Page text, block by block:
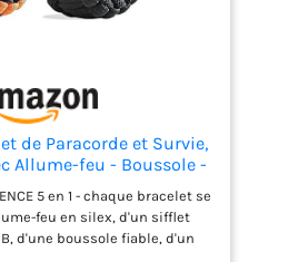
durer.
de Paracorde et Survie,
Allume-feu - Boussole -
Multi-Fonctionnel (Noir
(Paire))
5 en 1 - chaque bracelet se
feu en silex, d'un sifflet
d'une boussole fiable, d'un